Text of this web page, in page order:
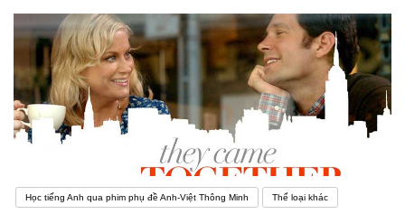
Học tiếng Anh qua phim phụ đề Anh-Việt Thông Minh Thể loại khác